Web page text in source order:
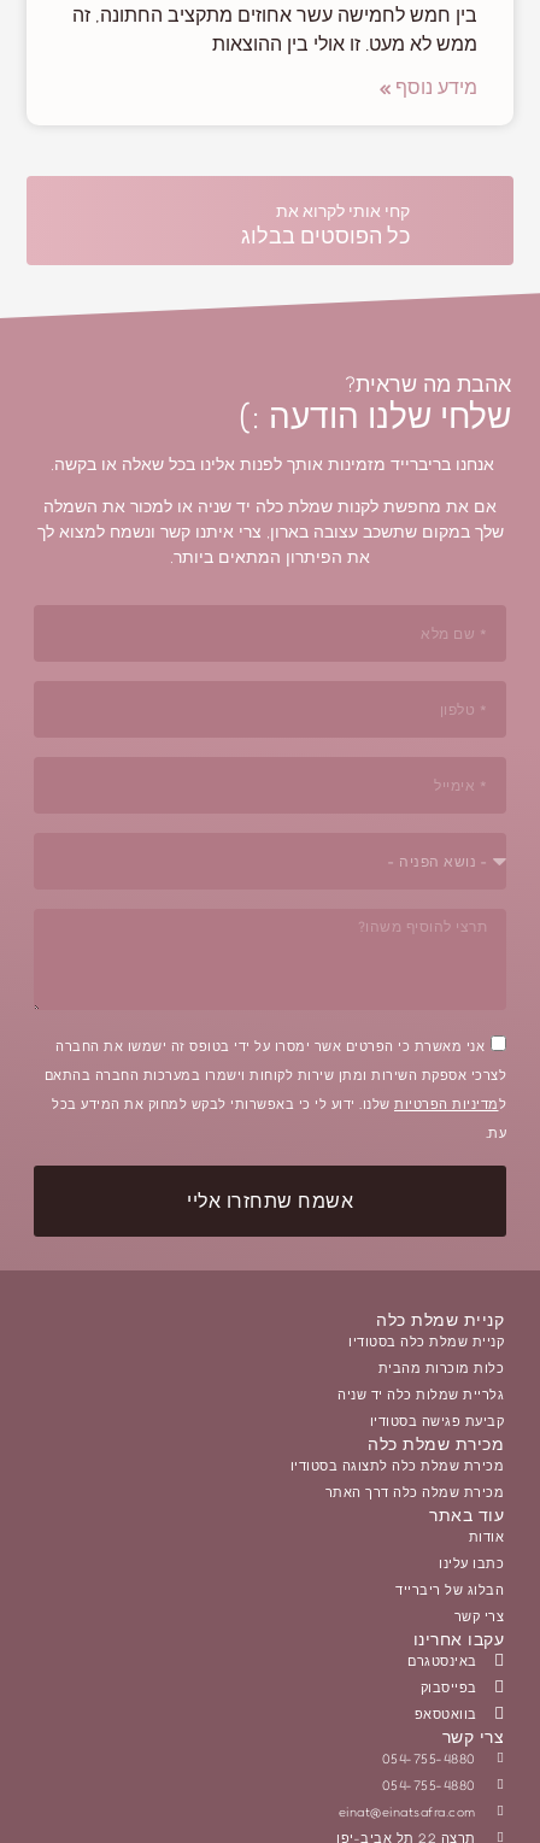
בין חמש לחמישה עשר אחוזים מתקציב החתונה, זה
ממש לא מעט. זו אולי בין ההוצאות
מידע נוסף »
קחי אותי לקרוא את
כל הפוסטים בבלוג
אהבת מה שראית?
שלחי שלנו הודעה :)
אנחנו בריברייד מזמינות אותך לפנות אלינו בכל שאלה או בקשה.
אם את מחפשת לקנות שמלת כלה יד שניה או למכור את השמלה
שלך במקום שתשכב עצובה בארון, צרי איתנו קשר ונשמח למצוא לך
את הפיתרון המתאים ביותר.
אני מאשרת כי הפרטים אשר ימסרו על ידי בטופס זה ישמשו את החברה
לצרכי אספקת השירות ומתן שירות לקוחות וישמרו במערכות החברה בהתאם
למדיניות הפרטיות שלנו. ידוע לי כי באפשרותי לבקש למחוק את המידע בכל
עת.
אשמח שתחזרו אליי
קניית שמלת כלה
קניית שמלת כלה בסטודיו
כלות מוכרות מהבית
גלריית שמלות כלה יד שניה
קביעת פגישה בסטודיו
מכירת שמלת כלה
מכירת שמלת כלה לתצוגה בסטודיו
מכירת שמלה כלה דרך האתר
עוד באתר
אודות
כתבו עלינו
הבלוג של ריברייד
צרי קשר
עקבו אחרינו
באינסטגרם
בפייסבוק
בוואטסאפ
צרי קשר
054-755-4880
054-755-4880
einat@einatsafra.com
תרצה 22 תל אביב-יפו